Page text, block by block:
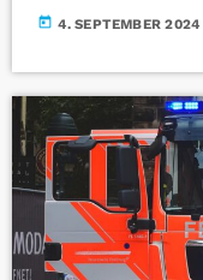
today 4. SEPTEMBER 2024